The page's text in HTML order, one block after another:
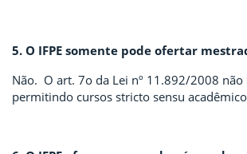
5. O IFPE somente pode ofertar
Não. O art. 7o da Lei nº 11.892/2008
permitindo cursos stricto sensu